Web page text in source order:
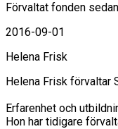
Förvaltat fonden sedan
2016-09-01
Helena Frisk
Helena Frisk förvaltar
Erfarenhet och
Hon har tidigare